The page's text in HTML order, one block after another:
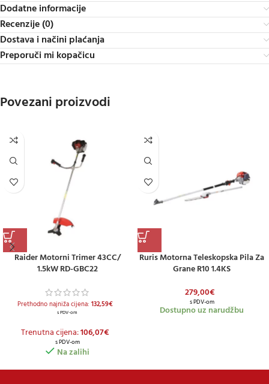
Dodatne informacije
Recenzije (0)
Dostava i načini plaćanja
Preporuči mi kopačicu
Povezani proizvodi
Raider Motorni Trimer 43CC/
1.5kW RD-GBC22
Prethodno najniža cijena: 132,59€
s PDV-om
Trenutna cijena:106,07€
s PDV-om
Na zalihi
Ruris Motorna Teleskopska Pila Za
Grane R10 1.4KS
279,00€
s PDV-om
Dostupno uz narudžbu